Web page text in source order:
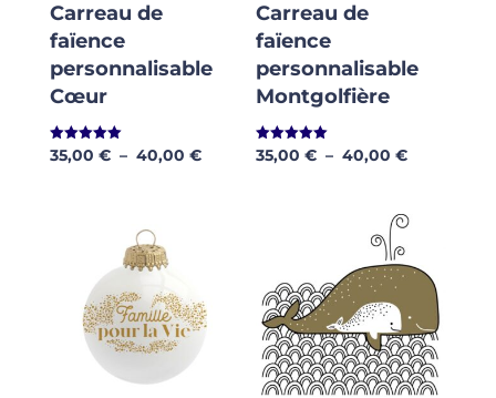
Carreau de
faïence
personnalisable
Cœur
Note
5.00
35,00 € – 40,00 €Plage
Carreau de
faïence
personnalisable
Montgolfière
Note
5.00
35,00€ – 40,00€Plage
35,00 €
40,00 €